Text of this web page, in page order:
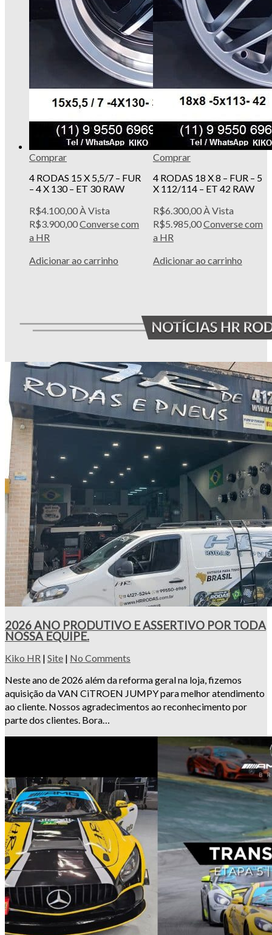
Comprar
4 RODAS 15 X 5,5/7 – FUR
– 4 X 130 – ET 30 RAW
R$4.100,00À Vista
R$3.900,00Converse com
a HR
Adicionar ao carrinho
Comprar
4 RODAS 18 X 8 – FUR – 5
X 112/114 – ET 42 RAW
R$6.300,00À Vista
R$5.985,00Converse com
a HR
Adicionar ao carrinho
2026 ANO PRODUTIVO E ASSERTIVO POR TODA
NOSSA EQUIPE.
Kiko HR | Site | No Comments
Neste ano de 2026 além da reforma geral na loja, fizemos
aquisição da VAN CiTROEN JUMPY para melhor atendimento
ao cliente. Nossos agradecimentos ao reconhecimento por
parte dos clientes. Bora…